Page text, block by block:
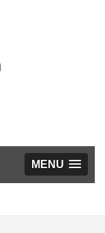
MENU